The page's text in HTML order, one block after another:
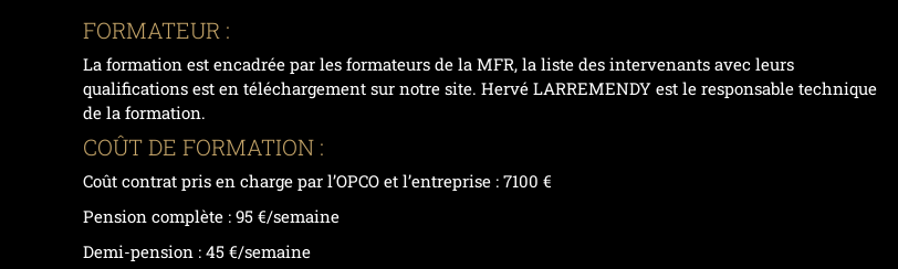
FORMATEUR :
La formation est encadrée par les formateurs de la MFR, la liste des intervenants avec leurs
qualifications est en téléchargement sur notre site. Hervé LARREMENDY est le responsable technique
de la formation.
COÛT DE FORMATION :
Coût contrat pris en charge par l’OPCO et l’entreprise : 7100 €
Pension complète : 95 €/semaine
Demi-pension : 45 €/semaine